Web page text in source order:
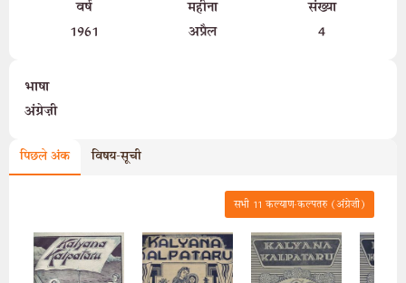
वर्ष
1961
महीना
अप्रैल
संख्या
4
भाषा
अंग्रेज़ी
पिछले अंक विषय-सूची
सभी 11 कल्याण-कल्पतरु (अंग्रेज़ी)